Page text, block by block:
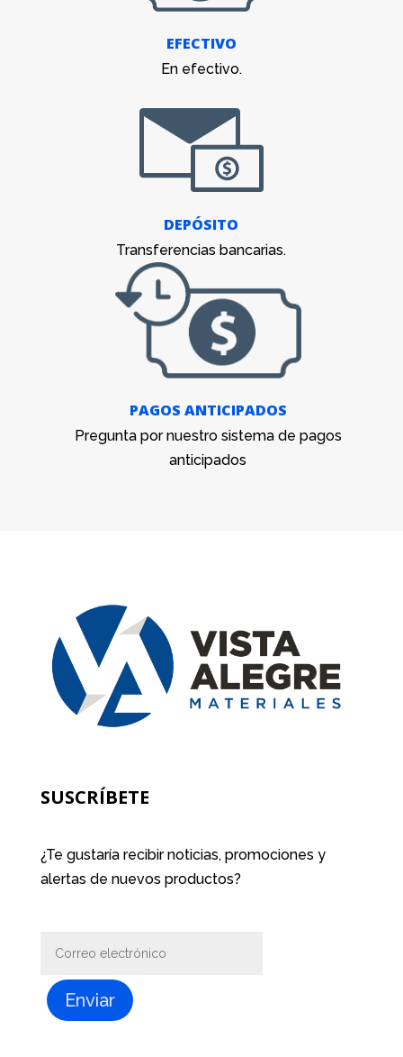
EFECTIVO
En efectivo.
DEPÓSITO
Transferencias bancarias.
PAGOS ANTICIPADOS
Pregunta por nuestro sistema de pagos
anticipados
SUSCRÍBETE
¿Te gustaría recibir noticias, promociones y
alertas de nuevos productos?
Enviar